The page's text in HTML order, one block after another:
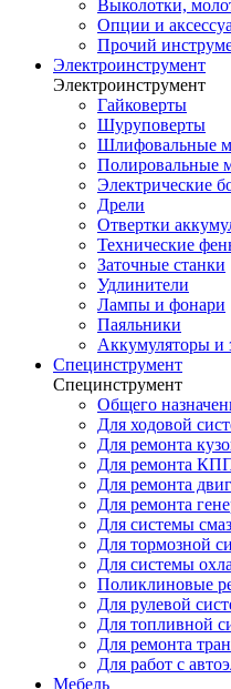
Выколотки,
Опции и
Прочий
Электроинструмент
Электроинструмент
Гайковерты
Шуруповерты
Шлифовальные
Полировальные
Электрические
Дрели
Отвертки
Технические
Заточные станки
Удлинители
Лампы и фонари
Паяльники
Аккумуляторы и
Специнструмент
Специнструмент
Общего
Для ходовой
Для ремонта
Для ремонта
Для ремонта
Для ремонта
Для системы
Для тормозной
Для системы
Поликлиновые
Для рулевой
Для топливной
Для ремонта
Для работ с
Мебель